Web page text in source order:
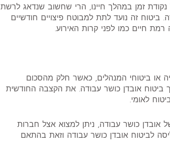
זמן במהלך חיינו, הרי שחשוב שנדאג לרשת
ביטוח זה נועד לתת למבוטח פיצויים חודשיים
חיים כמו לפני קרות האירוע.
או ביטוחי המנהלים, כאשר חלק מהסכום
ביטוח אובדן כושר עבודה. את הקצבה החודשית
לאומי.
אובדן כושר עבודה, ניתן למצוא אצל חברות
לביטוח אובדן כושר עבודה וזאת בהתאם